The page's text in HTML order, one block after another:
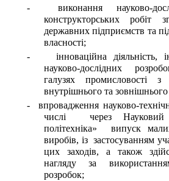
-    виконання  науково-
конструкторських  робіт
державних підприємств та
власності;
-    інноваційна діяльність,
науково-дослідних
галузях промисловості
внутрішнього та
-  впровадження науково-
числі  через
політехніка»  випуск
виробів, із  застосуванням
цих заходів, а також
нагляду за
розробок;